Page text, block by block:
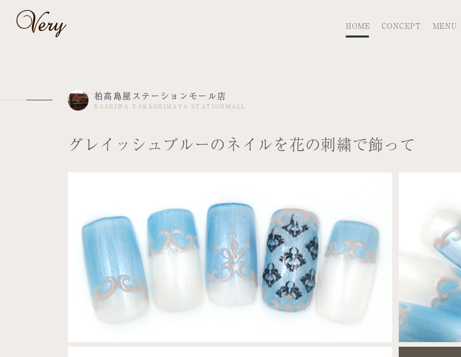
HOME CONCEPT MENU
柏高島屋ステーションモール店
KASHIWA TAKASHIMAYA STATIONMALL
グレイッシュブルーのネイルを花の刺繍で飾って